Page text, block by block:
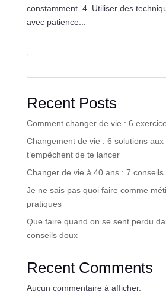
constamment. 4. Utiliser des
avec patience...
Recent Posts
Comment changer de vie : 6
Changement de vie : 6 solutions
t’empêchent de te lancer
Changer de vie à 40 ans : 7
Je ne sais pas quoi faire comme
pratiques
Que faire quand on se sent perdu
conseils doux
Recent Comments
Aucun commentaire à afficher.